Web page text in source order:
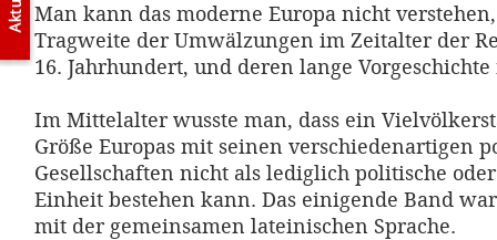
Man kann das moderne Europa nicht
Tragweite der Umwälzungen im Zeitalter der
16. Jahrhundert, und deren lange
Im Mittelalter wusste man, dass ein
Größe Europas mit seinen verschiedenartigen
Gesellschaften nicht als lediglich politische
Einheit bestehen kann. Das einigende Band
mit der gemeinsamen lateinischen Sprache.